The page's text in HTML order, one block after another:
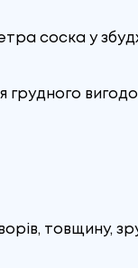
соска у
грудного
товщину,